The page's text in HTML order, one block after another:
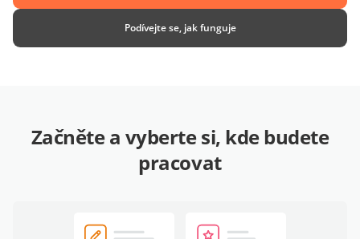
Podívejte se, jak funguje
Začněte a vyberte si, kde budete
pracovat